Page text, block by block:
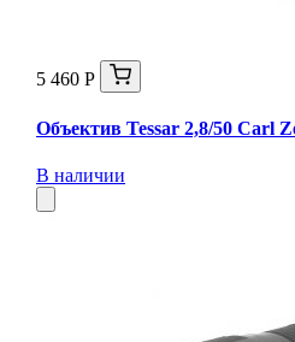
5 460 Р
Объектив Tessar 2,8/50 Carl
В наличии